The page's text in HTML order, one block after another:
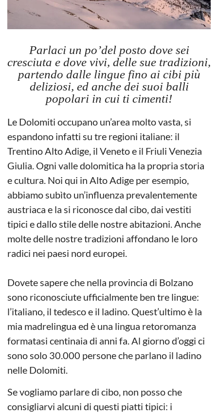
Parlaci un po’del posto dove sei
cresciuta e dove vivi, delle sue tradizioni,
partendo dalle lingue fino ai cibi più
deliziosi, ed anche dei suoi balli
popolari in cui ti cimenti!
Le Dolomiti occupano un’area molto vasta, si
espandono infatti su tre regioni italiane: il
Trentino Alto Adige, il Veneto e il Friuli Venezia
Giulia. Ogni valle dolomitica ha la propria storia
e cultura. Noi qui in Alto Adige per esempio,
abbiamo subìto un’influenza prevalentemente
austriaca e la si riconosce dal cibo, dai vestiti
tipici e dallo stile delle nostre abitazioni. Anche
molte delle nostre tradizioni affondano le loro
radici nei paesi nord europei.
Dovete sapere che nella provincia di Bolzano
sono riconosciute ufficialmente ben tre lingue:
l’italiano, il tedesco e il ladino. Quest’ultimo è la
mia madrelingua ed è una lingua retoromanza
formatasi centinaia di anni fa. Al giorno d’oggi ci
sono solo 30.000 persone che parlano il ladino
nelle Dolomiti.
Se vogliamo parlare di cibo, non posso che
consigliarvi alcuni di questi piatti tipici: i